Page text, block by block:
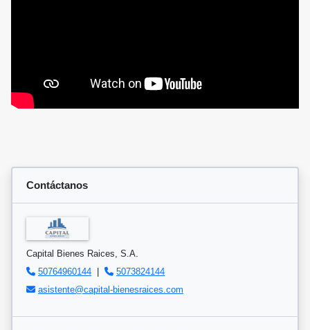
Contáctanos
Capital Bienes Raices, S.A.
50764960144 |
5073824144
asistente@capital-bienesraices.com